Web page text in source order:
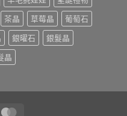
茶晶 草莓晶
葡萄石
銀曜石
銀髮晶
晶